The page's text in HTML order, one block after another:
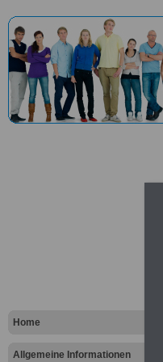
Home
Allgemeine Informationen